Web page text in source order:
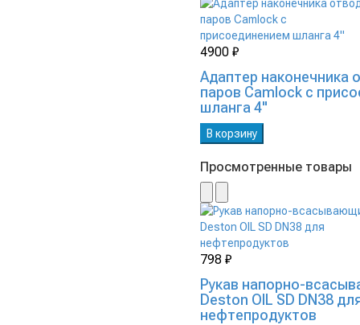
4900 ₽
Адаптер наконечника
паров Camlock с
шланга 4"
В корзину
Просмотренные товары
798 ₽
Рукав напорно-
Deston OIL SD DN38
нефтепродуктов